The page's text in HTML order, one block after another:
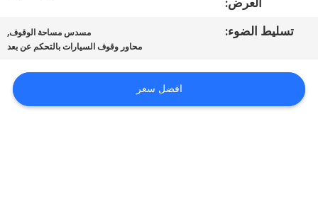
الموقع
العرض:
تسليط الضوء: مسدس مساحة الوقوف,
محاور وقوف السيارات بالتحكم عن بعد
افضل سعر